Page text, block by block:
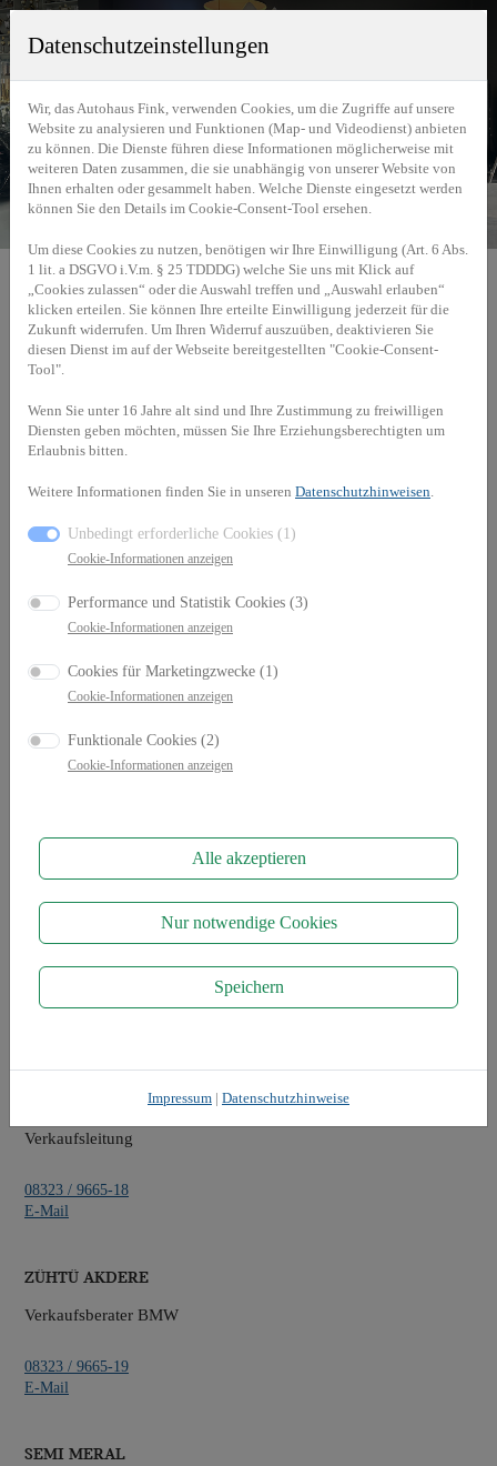
Home » Unternehmen » Ansprechpartner
Ansprechpartner
Geschäftsleitung
Rainer Fink
Geschäftsführer
E-Mail
Geschäftsführer
Verkaufsleitung
08323 / 9665-18
E-Mail
Zühtü Akdere
Verkaufsberater BMW
08323 / 9665-19
E-Mail
Semi Meral
Datenschutzeinstellungen
Wir, das Autohaus Fink, verwenden Cookies, um die Zugriffe auf unsere
Website zu analysieren und Funktionen (Map- und Videodienst) anbieten
zu können. Die Dienste führen diese Informationen möglicherweise mit
weiteren Daten zusammen, die sie unabhängig von unserer Website von
Ihnen erhalten oder gesammelt haben. Welche Dienste eingesetzt werden
können Sie den Details im Cookie-Consent-Tool ersehen.
Um diese Cookies zu nutzen, benötigen wir Ihre Einwilligung (Art. 6 Abs.
1 lit. a DSGVO i.V.m. § 25 TDDDG) welche Sie uns mit Klick auf
„Cookies zulassen“ oder die Auswahl treffen und „Auswahl erlauben“
klicken erteilen. Sie können Ihre erteilte Einwilligung jederzeit für die
Zukunft widerrufen. Um Ihren Widerruf auszuüben, deaktivieren Sie
diesen Dienst im auf der Webseite bereitgestellten "Cookie-Consent-
Tool".
Wenn Sie unter 16 Jahre alt sind und Ihre Zustimmung zu freiwilligen
Diensten geben möchten, müssen Sie Ihre Erziehungsberechtigten um
Erlaubnis bitten.
Weitere Informationen finden Sie in unseren Datenschutzhinweisen
Unbedingt erforderliche Cookies (1)
Cookie-Informationen anzeigen
Performance und Statistik Cookies (3)
Cookie-Informationen anzeigen
Cookies für Marketingzwecke (1)
Cookie-Informationen anzeigen
Funktionale Cookies (2)
Cookie-Informationen anzeigen
Alle akzeptieren
Nur notwendige Cookies
Speichern
Impressum | Datenschutzhinweise